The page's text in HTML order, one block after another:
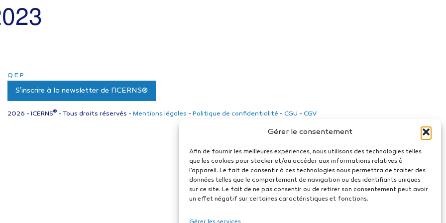
Gérer le consentement
Afin de fournir les meilleures expériences, nous utilisons des technologies telles
que les cookies pour stocker et/ou accéder aux informations relatives à
l'appareil. Le fait de consentir à ces technologies nous permettra de traiter des
données telles que le comportement de navigation ou des identifiants uniques
sur ce site. Le fait de ne pas consentir ou de retirer son consentement peut avoir
un effet négatif sur certaines caractéristiques et fonctions.
Q E P
S'inscrire à la newsletter de l'ICERNS®
2026 - ICERNS® - Tous droits réservés - Mentions légales - Politique de confidentialité - CGU - CGV